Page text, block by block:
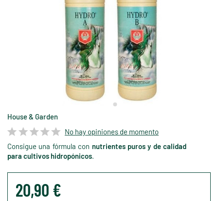
House & Garden
No hay opiniones de momento
Consigue una fórmula con nutrientes puros y de calidad
para cultivos hidropónicos.
20,90 €